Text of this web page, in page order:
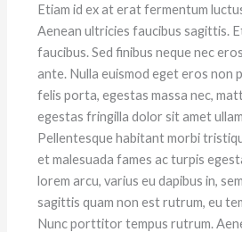
Etiam id ex at erat fermentum
Aenean ultricies faucibus sagittis.
faucibus. Sed finibus neque nec
ante. Nulla euismod eget eros non
felis porta, egestas massa nec,
egestas fringilla dolor sit amet
Pellentesque habitant morbi
et malesuada fames ac turpis
lorem arcu, varius eu dapibus in,
sagittis quam non est rutrum, eu
Nunc porttitor tempus rutrum.